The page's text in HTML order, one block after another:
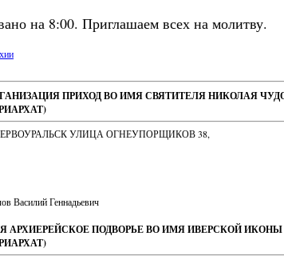
на 8:00. Приглашаем всех на молитву.
ПРИХОД ВО ИМЯ СВЯТИТЕЛЯ НИКОЛАЯ
УЛИЦА ОГНЕУПОРЩИКОВ 38,
Василий Геннадьевич
АРХИЕРЕЙСКОЕ ПОДВОРЬЕ ВО ИМЯ ИВЕРСКОЙ